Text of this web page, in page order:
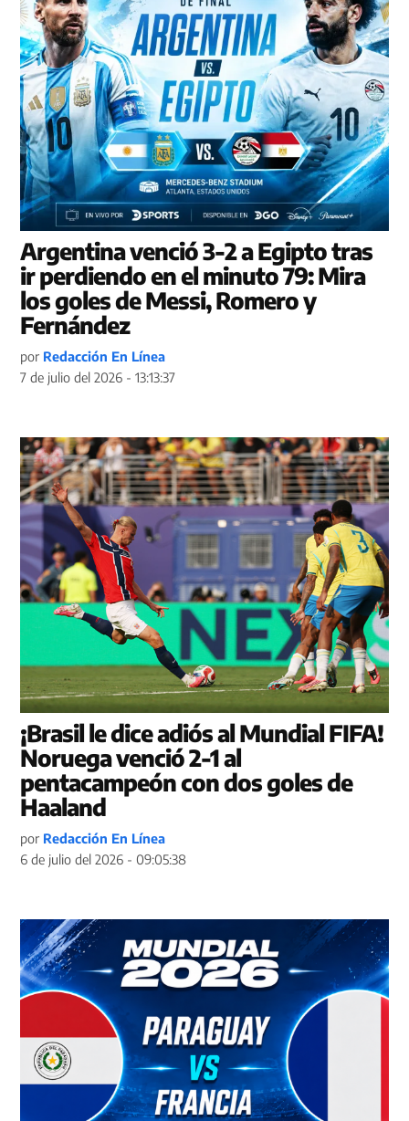
Argentina venció 3-2 a Egipto tras
ir perdiendo en el minuto 79: Mira
los goles de Messi, Romero y
Fernández
por Redacción En Línea
7 de julio del 2026 - 13:13:37
¡Brasil le dice adiós al Mundial FIFA!
Noruega venció 2-1 al
pentacampeón con dos goles de
Haaland
por Redacción En Línea
6 de julio del 2026 - 09:05:38